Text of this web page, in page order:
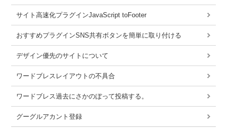
サイト高速化プラグインJavaScript toFooter
おすすめプラグインSNS共有ボタンを簡単に取り付ける
デザイン優先のサイトについて
ワードブレスレイアウトの不具合
ワードブレス過去にさかのぼって投稿する。
グーグルアカント登録